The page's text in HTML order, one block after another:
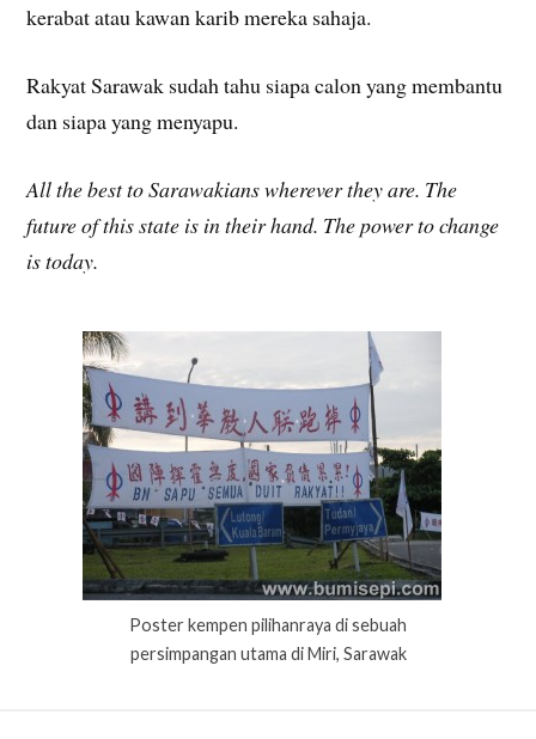
kerabat atau kawan karib mereka sahaja.
Rakyat Sarawak sudah tahu siapa calon yang membantu
dan siapa yang menyapu.
All the best to Sarawakians wherever they are. The
future of this state is in their hand. The power to change
is today.
Poster kempen pilihanraya di sebuah
persimpangan utama di Miri, Sarawak